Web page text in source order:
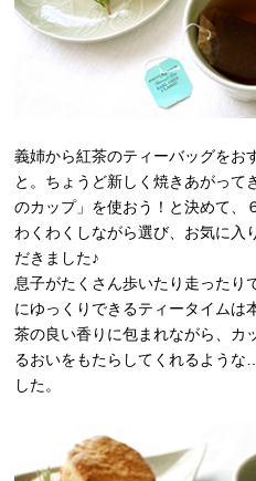
義姉から紅茶のティーバッグをお
と。ちょうど新しく焼きあがって
のカップ」を使おう！と決めて、
わくわくしながら選び、お気に入
だきました♪
息子がたくさん歩いたり走ったり
にゆっくりできるティータイムは
茶の良い香りに包まれながら、カ
るおいをもたらしてくれるよう
した。